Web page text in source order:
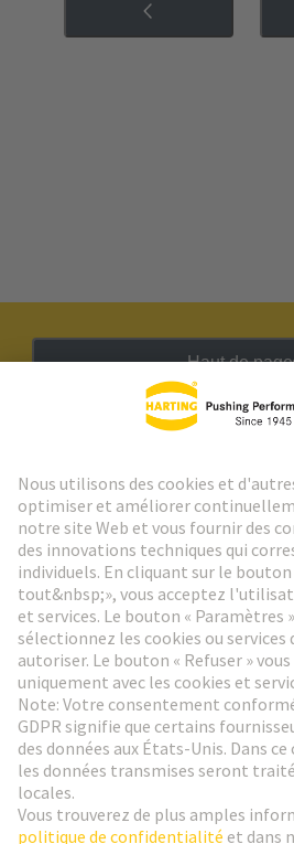
Haut de page
Aller à l'inscription
Social Media
France Français